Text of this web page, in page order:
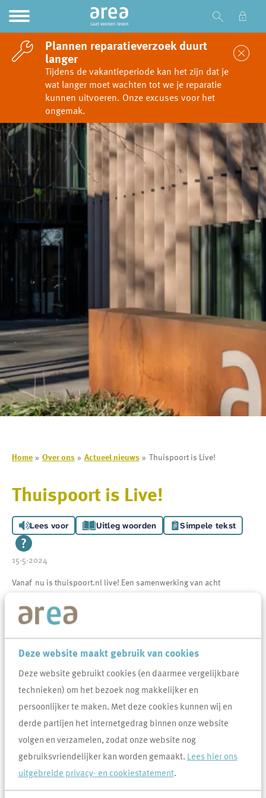
Deze website maakt gebruik van cookies
Deze website gebruikt cookies (en daarmee vergelijkbare
technieken) om het bezoek nog makkelijker en
persoonlijker te maken. Met deze cookies kunnen wij en
derde partijen het internetgedrag binnen onze website
volgen en verzamelen, zodat onze website nog
gebruiksvriendelijker kan worden gemaakt. Lees hier ons
uitgebreide privacy- en cookiestatement.
Naar hoofdinhoud
Naar hoofdnavigatiemenu
Naar de homepage
Ga naar Hoofd
Plannen reparatieverzoek duurt
langer
Tijdens de vakantieperiode kan het zijn dat je
wat langer moet wachten tot we je reparatie
kunnen uitvoeren. Onze excuses voor het
ongemak.
Home Over ons Actueel nieuws Thuispoort is Live!
Thuispoort is Live!
Lees voor Uitleg woorden Simpele tekst
15-5-2024
Vanaf nu is thuispoort.nl live! Een samenwerking van acht
JOOST, Mooiland, Woonmeij, Woonveste en Zayaz. Onze
beschikbare woningen in Noordoost-Brabant en een deel van
Ze hoeven zich dus niet meer op verschillende websites in te
schrijven. Een stuk makkelijker. En ze hebben een ruimere keuze uit
passende woningen. Inschrijven en verlengen is gratis.
Activeer je inschrijving
Stond je ingeschreven als woningzoekende bij WoonService
Regionaal, Ons Huiz, Mooiland of Charlotte van Beuningen? Jouw
inschrijving én inschrijftijd zijn overgezet naar Thuispoort.